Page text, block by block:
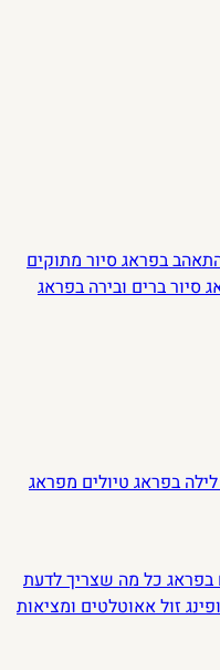
בפראגסיור מתוקים
סיור ברים ובירה בפראג
לילה בפראגטיולים מפראג
בפראגכל מה שצריך לדעת
זולאאוטלטים ומציאות